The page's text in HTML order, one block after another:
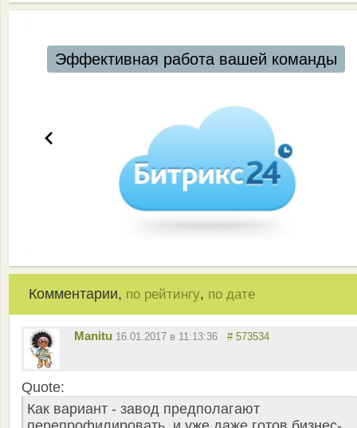
Эффективная работа вашей команды
Комментарии, по рейтингу, по дате
Manitu 16.01.2017 в 11:13:36 # 573534
Quote:
Как вариант - завод предполагают